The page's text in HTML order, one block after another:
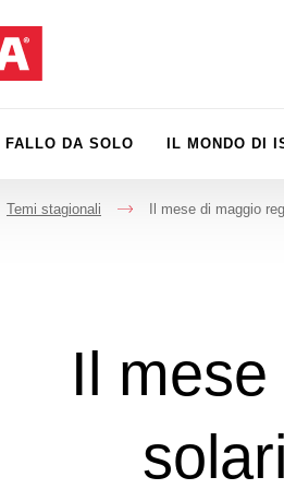
FALLO DA SOLO IL MONDO DI
->
Temi stagionali
->
Il mese di maggio
Il